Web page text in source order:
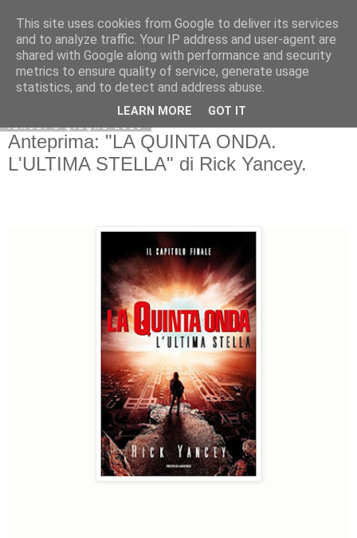
lunedì 6 giugno 2016
Anteprima: "LA QUINTA ONDA.
L'ULTIMA STELLA" di Rick Yancey.
This site uses cookies from Google to deliver its services
and to analyze traffic. Your IP address and user-agent are
shared with Google along with performance and security
metrics to ensure quality of service, generate usage
statistics, and to detect and address abuse.
LEARN MORE GOT IT